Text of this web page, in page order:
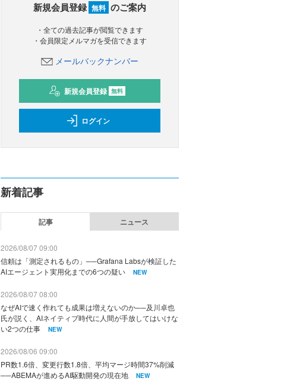
新規会員登録 無料 のご案内
・全ての過去記事が閲覧できます
・会員限定メルマガを受信できます
メールバックナンバー
新規会員登録 無料
ログイン
新着記事
記事 ニュース
2026/08/07 09:00
信頼は「測定されるもの」──Grafana Labsが検証した
AIエージェント実用化までの6つの疑い
NEW
2026/08/07 08:00
なぜAIで速く作れても成果は増えないのか──及川卓也
氏が説く、AIネイティブ時代に人間が手放してはいけな
い2つの仕事
NEW
2026/08/06 09:00
PR数1.6倍、変更行数1.8倍、平均マージ時間37%削減
──ABEMAが進めるAI駆動開発の現在地
NEW